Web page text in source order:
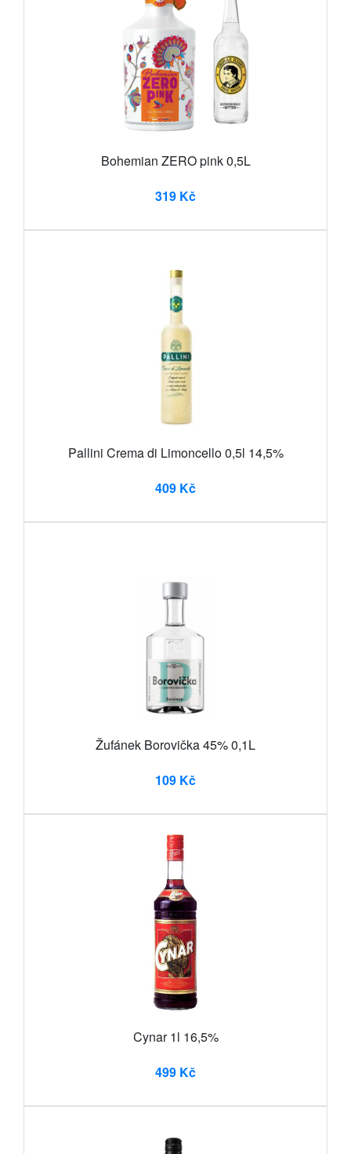
Bohemian ZERO pink 0,5L
319 Kč
Pallini Crema di Limoncello 0,5l 14,5%
409 Kč
Žufánek Borovička 45% 0,1L
109 Kč
Cynar 1l 16,5%
499 Kč